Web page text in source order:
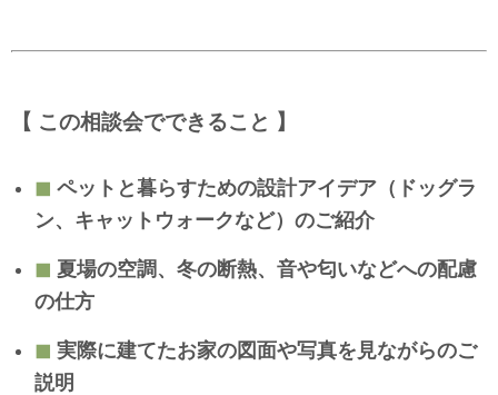
【 この相談会でできること 】
◼︎ ペットと暮らすための設計アイデア（ドッグラ
ン、キャットウォークなど）のご紹介
◼︎ 夏場の空調、冬の断熱、音や匂いなどへの配慮
の仕方
◼︎ 実際に建てたお家の図面や写真を見ながらのご
説明